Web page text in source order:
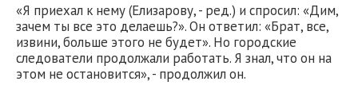
«Я приехал к нему (Елизарову, - ред.) и спросил: «Дим,
зачем ты все это делаешь?». Он ответил: «Брат, все,
извини, больше этого не будет». Но городские
следователи продолжали работать. Я знал, что он на
этом не остановится», - продолжил он.